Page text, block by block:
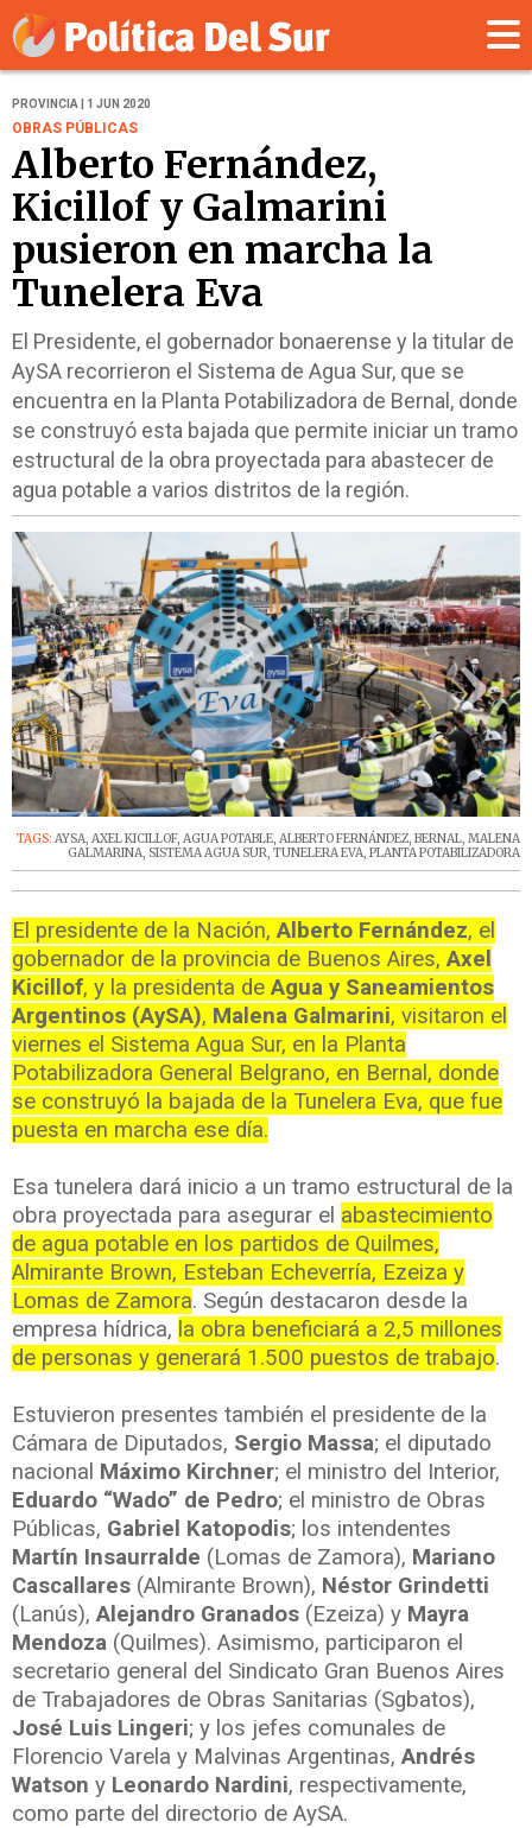
PROVINCIA | 1 JUN 2020
OBRAS PÚBLICAS
Alberto Fernández,
Kicillof y Galmarini
pusieron en marcha la
Tunelera Eva
El Presidente, el gobernador bonaerense y la titular de
AySA recorrieron el Sistema de Agua Sur, que se
encuentra en la Planta Potabilizadora de Bernal, donde
se construyó esta bajada que permite iniciar un tramo
estructural de la obra proyectada para abastecer de
agua potable a varios distritos de la región.
‹ ›
TAGS: AYSA, AXEL KICILLOF, AGUA POTABLE, ALBERTO FERNÁNDEZ, BERNAL, MALENA
GALMARINA, SISTEMA AGUA SUR, TUNELERA EVA, PLANTA POTABILIZADORA
El presidente de la Nación, Alberto Fernández, el
gobernador de la provincia de Buenos Aires, Axel
Kicillof, y la presidenta de Agua y Saneamientos
Argentinos (AySA), Malena Galmarini, visitaron el
viernes el Sistema Agua Sur, en la Planta
Potabilizadora General Belgrano, en Bernal, donde
se construyó la bajada de la Tunelera Eva, que fue
puesta en marcha ese día.
Esa tunelera dará inicio a un tramo estructural de la
obra proyectada para asegurar el abastecimiento
de agua potable en los partidos de Quilmes,
Almirante Brown, Esteban Echeverría, Ezeiza y
Lomas de Zamora. Según destacaron desde la
empresa hídrica, la obra beneficiará a 2,5 millones
de personas y generará 1.500 puestos de trabajo.
Estuvieron presentes también el presidente de la
Cámara de Diputados, Sergio Massa; el diputado
nacional Máximo Kirchner; el ministro del Interior,
Eduardo “Wado” de Pedro; el ministro de Obras
Públicas, Gabriel Katopodis; los intendentes
Martín Insaurralde (Lomas de Zamora), Mariano
Cascallares (Almirante Brown), Néstor Grindetti
(Lanús), Alejandro Granados (Ezeiza) y Mayra
Mendoza (Quilmes). Asimismo, participaron el
secretario general del Sindicato Gran Buenos Aires
de Trabajadores de Obras Sanitarias (Sgbatos),
José Luis Lingeri; y los jefes comunales de
Florencio Varela y Malvinas Argentinas, Andrés
Watson y Leonardo Nardini, respectivamente,
como parte del directorio de AySA.